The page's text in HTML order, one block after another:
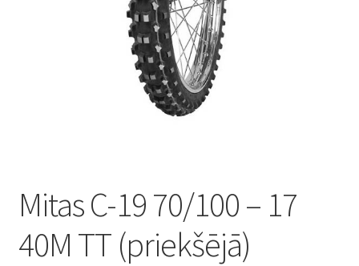
Mitas C-19 70/100 – 17
40M TT (priekšējā)